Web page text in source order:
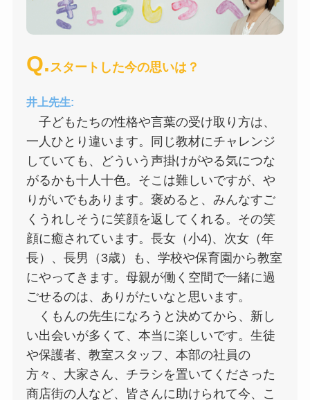
Q. スタートした今の思いは？
井上先生:
子どもたちの性格や言葉の受け取り方は、
一人ひとり違います。同じ教材にチャレンジ
していても、どういう声掛けがやる気につな
がるかも十人十色。そこは難しいですが、や
りがいでもあります。褒めると、みんなすご
くうれしそうに笑顔を返してくれる。その笑
顔に癒されています。長女（小4)、次女（年
長）、長男（3歳）も、学校や保育園から教室
にやってきます。母親が働く空間で一緒に過
ごせるのは、ありがたいなと思います。
くもんの先生になろうと決めてから、新し
い出会いが多くて、本当に楽しいです。生徒
や保護者、教室スタッフ、本部の社員の
方々、大家さん、チラシを置いてくださった
商店街の人など、皆さんに助けられて今、こ